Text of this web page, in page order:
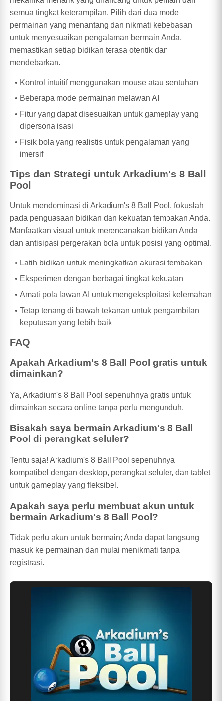
semua tingkat keterampilan. Pilih dari dua mode
permainan yang menantang dan nikmati kebebasan
untuk menyesuaikan pengalaman bermain Anda,
memastikan setiap bidikan terasa otentik dan
mendebarkan.
Kontrol intuitif menggunakan mouse atau sentuhan
Beberapa mode permainan melawan AI
Fitur yang dapat disesuaikan untuk gameplay yang
dipersonalisasi
Fisik bola yang realistis untuk pengalaman yang
imersif
Tips dan Strategi untuk Arkadium's 8 Ball
Pool
Untuk mendominasi di Arkadium's 8 Ball Pool, fokuslah
pada penguasaan bidikan dan kekuatan tembakan Anda.
Manfaatkan visual untuk merencanakan bidikan Anda
dan antisipasi pergerakan bola untuk posisi yang optimal.
Latih bidikan untuk meningkatkan akurasi tembakan
Eksperimen dengan berbagai tingkat kekuatan
Amati pola lawan AI untuk mengeksploitasi kelemahan
Tetap tenang di bawah tekanan untuk pengambilan
keputusan yang lebih baik
FAQ
Apakah Arkadium's 8 Ball Pool gratis untuk
dimainkan?
Ya, Arkadium's 8 Ball Pool sepenuhnya gratis untuk
dimainkan secara online tanpa perlu mengunduh.
Bisakah saya bermain Arkadium's 8 Ball
Pool di perangkat seluler?
Tentu saja! Arkadium's 8 Ball Pool sepenuhnya
kompatibel dengan desktop, perangkat seluler, dan tablet
untuk gameplay yang fleksibel.
Apakah saya perlu membuat akun untuk
bermain Arkadium's 8 Ball Pool?
Tidak perlu akun untuk bermain; Anda dapat langsung
masuk ke permainan dan mulai menikmati tanpa
registrasi.